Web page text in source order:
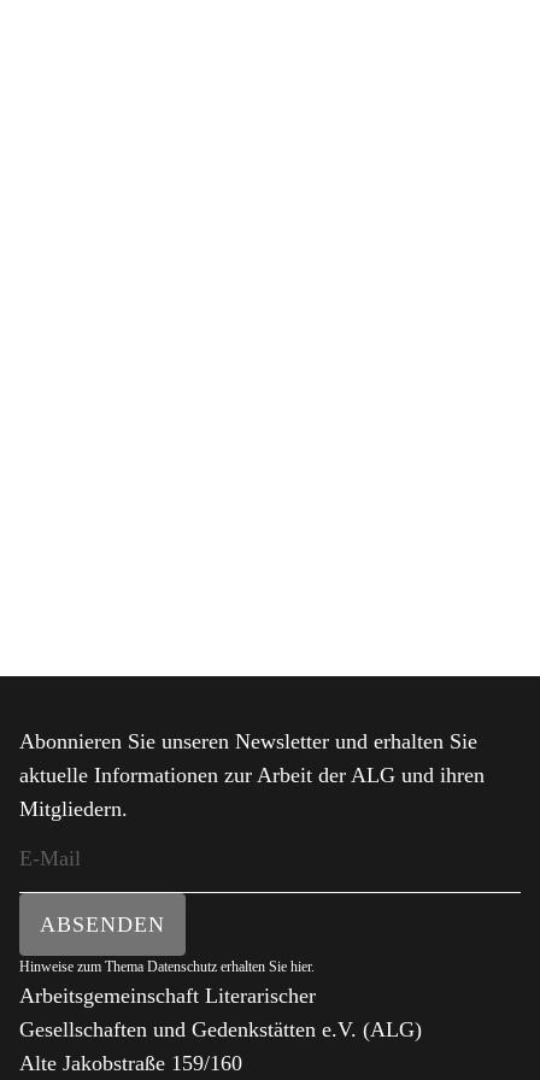
Abonnieren Sie unseren Newsletter und erhalten Sie
aktuelle Informationen zur Arbeit der ALG und ihren
Mitgliedern.
ABSENDEN
Hinweise zum Thema Datenschutz erhalten Sie hier.
Arbeitsgemeinschaft Literarischer
Gesellschaften und Gedenkstätten e.V. (ALG)
Alte Jakobstraße 159/160